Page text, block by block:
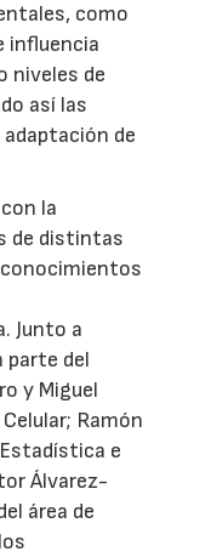
como
influencia
niveles de
así las
de
la
de distintas
conocimientos
Junto a
parte del
y Miguel
Ramón
e
Álvarez-
área de